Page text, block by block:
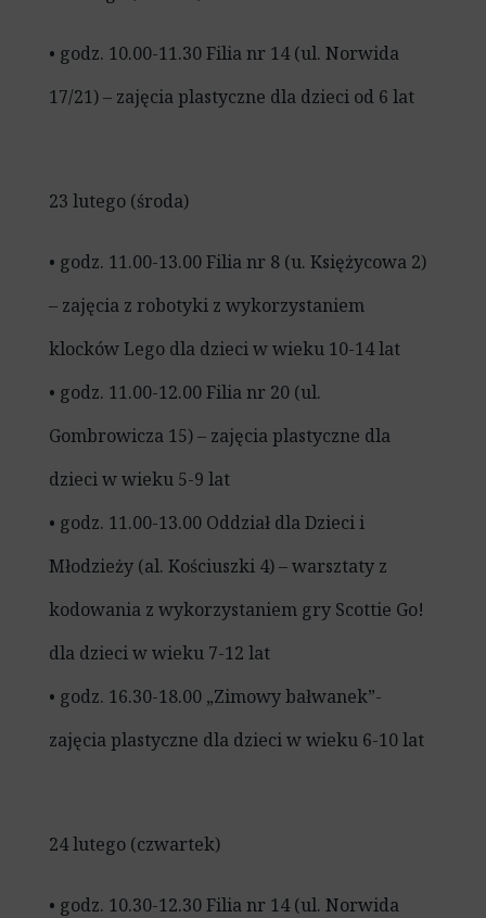
• godz. 10.00-11.30 Filia nr 14 (ul. Norwida
17/21) – zajęcia plastyczne dla dzieci od 6 lat
23 lutego (środa)
• godz. 11.00-13.00 Filia nr 8 (u. Księżycowa 2)
– zajęcia z robotyki z wykorzystaniem
klocków Lego dla dzieci w wieku 10-14 lat
• godz. 11.00-12.00 Filia nr 20 (ul.
Gombrowicza 15) – zajęcia plastyczne dla
dzieci w wieku 5-9 lat
• godz. 11.00-13.00 Oddział dla Dzieci i
Młodzieży (al. Kościuszki 4) – warsztaty z
kodowania z wykorzystaniem gry Scottie Go!
dla dzieci w wieku 7-12 lat
• godz. 16.30-18.00 „Zimowy bałwanek”-
zajęcia plastyczne dla dzieci w wieku 6-10 lat
24 lutego (czwartek)
• godz. 10.30-12.30 Filia nr 14 (ul. Norwida